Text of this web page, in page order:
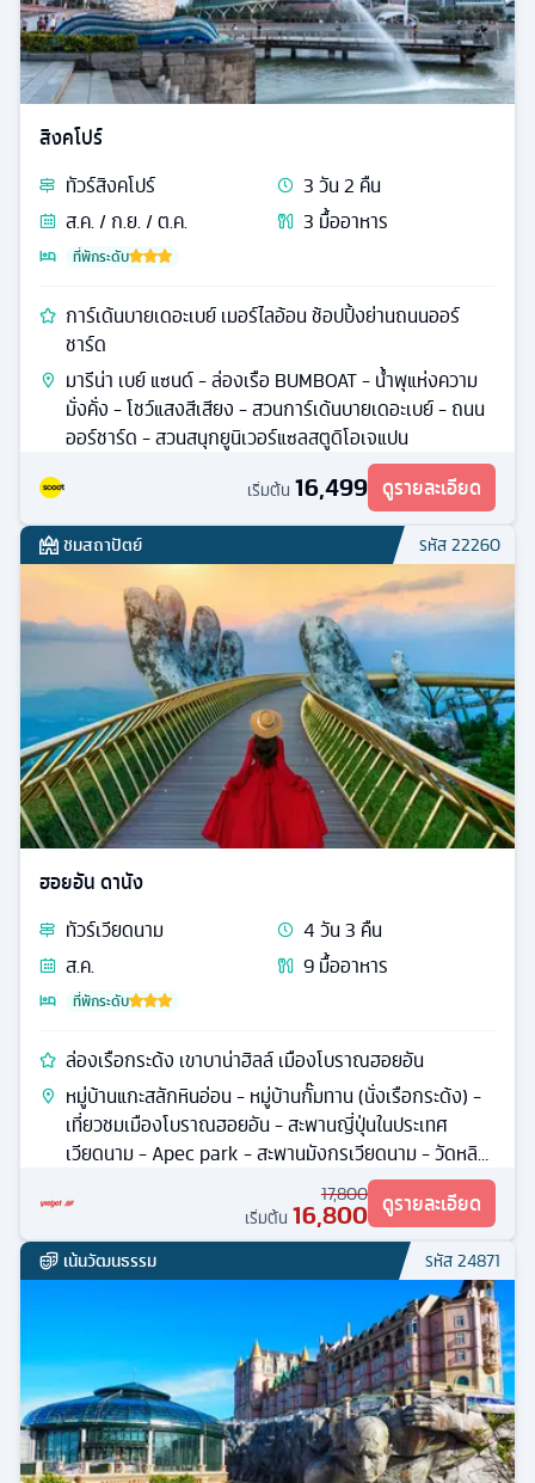
สิงคโปร์
ทัวร์สิงคโปร์ 3วัน2 คืน
ส.ค. / ก.ย. / ต.ค.
3 มื้ออาหาร
ที่พักระดับ
การ์เด้นบายเดอะเบย์ เมอร์ไลอ้อน ช้อปปิ้งย่านถนนออร์
ชาร์ด
มารีน่า เบย์ แซนด์ - ล่องเรือ BUMBOAT - นํ้าพุแห่งความ
มั่งคั่ง - โชว์แสงสีเสียง - สวนการ์เด้นบายเดอะเบย์ - ถนน
ออร์ชาร์ด - สวนสนุกยูนิเวอร์แซลสตูดิโอเจแปน
เริ่มต้น 16,499 ดูรายละเอียด
ชมสถาปัตย์ รหัส22260
ฮอยอัน ดานัง
ทัวร์เวียดนาม 4วัน3 คืน
ส.ค.
9มื้ออาหาร
ที่พักระดับ
ล่องเรือกระด้ง เขาบาน่าฮิลล์ เมืองโบราณฮอยอัน
หมู่บ้านแกะสลักหินอ่อน - หมู่บ้านกั๊มทาน (นั่งเรือกระด้ง) -
เที่ยวชมเมืองโบราณฮอยอัน - สะพานญี่ปุ่นในประเทศ
เวียดนาม - Apec park - สะพานมังกรเวียดนาม - วัดหลิน
17,800
เริ่มต้น 16,800 ดูรายละเอียด
เน้นวัฒนธรรม รหัส24871